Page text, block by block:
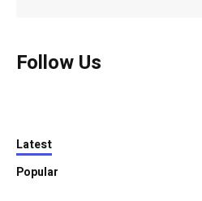
Follow Us
Latest
Popular